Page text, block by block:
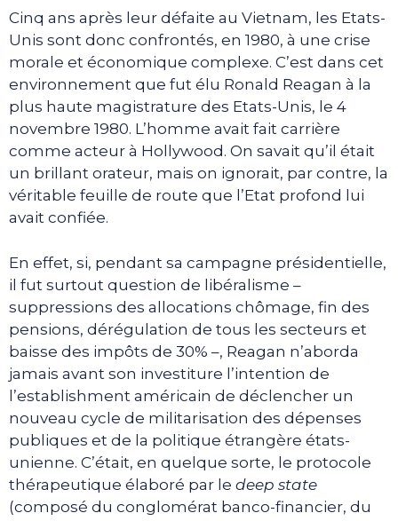
Cinq ans après leur défaite au Vietnam, les Etats-
Unis sont donc confrontés, en 1980, à une crise
morale et économique complexe. C’est dans cet
environnement que fut élu Ronald Reagan à la
plus haute magistrature des Etats-Unis, le 4
novembre 1980. L’homme avait fait carrière
comme acteur à Hollywood. On savait qu’il était
un brillant orateur, mais on ignorait, par contre, la
véritable feuille de route que l’Etat profond lui
avait confiée.
En effet, si, pendant sa campagne présidentielle,
il fut surtout question de libéralisme –
suppressions des allocations chômage, fin des
pensions, dérégulation de tous les secteurs et
baisse des impôts de 30% –, Reagan n’aborda
jamais avant son investiture l’intention de
l’establishment américain de déclencher un
nouveau cycle de militarisation des dépenses
publiques et de la politique étrangère états-
unienne. C’était, en quelque sorte, le protocole
thérapeutique élaboré par le deep state
(composé du conglomérat banco-financier, du